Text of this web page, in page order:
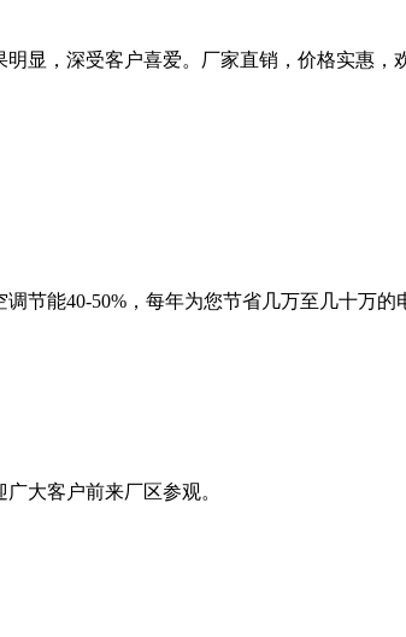
显，深受客户喜爱。厂家直销，价格实惠，
节能40-50%，每年为您节省几万至几十万的
大客户前来厂区参观。